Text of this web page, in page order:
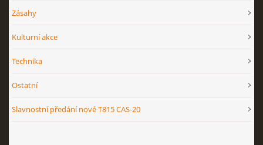
Zásahy
Kulturní akce
Technika
Ostatní
Slavnostní předání nové T815 CAS-20